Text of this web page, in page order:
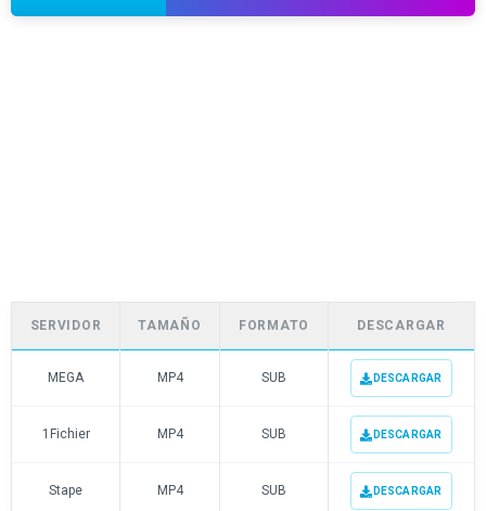
SERVIDOR TAMAÑO FORMATO DESCARGAR
MEGA MP4 SUB DESCARGAR
1Fichier MP4 SUB DESCARGAR
Stape MP4 SUB DESCARGAR